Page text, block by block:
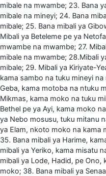
mibale na mwambe; 23. Bana
mibale na mineyi; 24. Bana
mibale; 25. Bana mibali ya
Mibali ya Beteleme pe ya
mwambe na mwambe; 27.
mibale na mwambe; 28.Mibali
mibale; 29. Mibali ya Kiriyate-
kama sambo na tuku mineyi
Geba, kama motoba na ntuku
Mikmas, kama moko na tuku
Bethel pe ya Ayi, kama moko
ya Nebo mosusu, tuku mitanu
ya Elam, nkoto moko na kama
35. Bana mibali ya Harime,
mibali ya Yeriko, kama misatu
mibali ya Lode, Hadid, pe Ono,
moko; 38. Bana mibali ya